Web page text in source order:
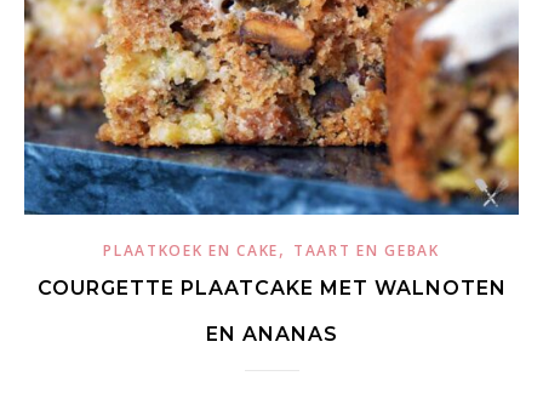
PLAATKOEK EN CAKE, TAART EN GEBAK
COURGETTE PLAATCAKE MET WALNOTEN
EN ANANAS